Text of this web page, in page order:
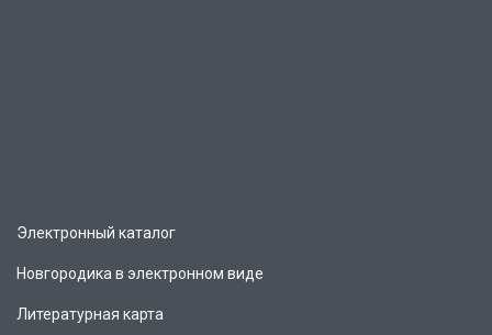
Электронный каталог
Новгородика в электронном виде
Литературная карта